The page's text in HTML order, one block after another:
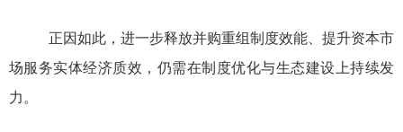
正因如此，进一步释放并购重组制度效能、提升资本市
场服务实体经济质效，仍需在制度优化与生态建设上持续发
力。